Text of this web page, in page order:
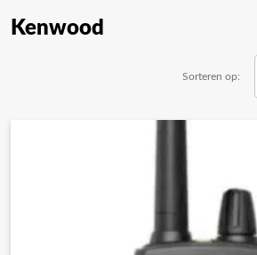
Kenwood
Sorteren op: